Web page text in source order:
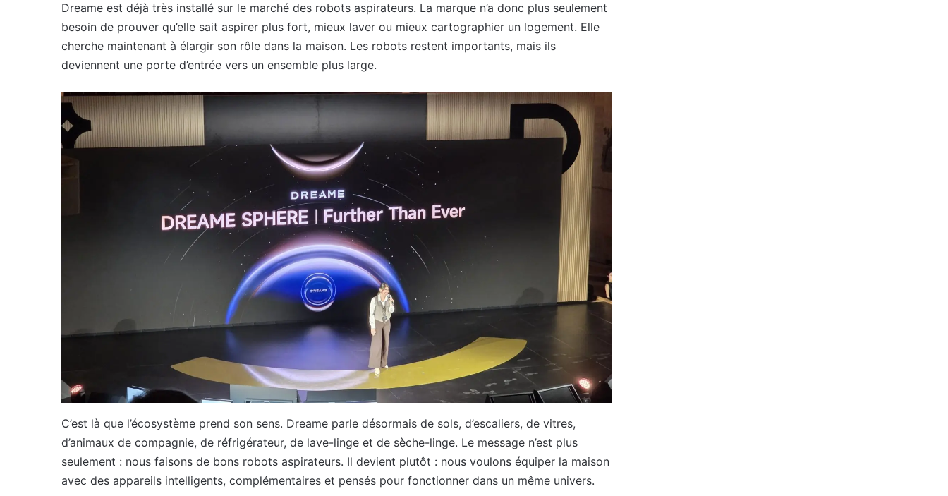
Dreame est déjà très installé sur le marché des robots aspirateurs. La marque n’a donc plus seulement
besoin de prouver qu’elle sait aspirer plus fort, mieux laver ou mieux cartographier un logement. Elle
cherche maintenant à élargir son rôle dans la maison. Les robots restent importants, mais ils
deviennent une porte d’entrée vers un ensemble plus large.
C’est là que l’écosystème prend son sens. Dreame parle désormais de sols, d’escaliers, de vitres,
d’animaux de compagnie, de réfrigérateur, de lave-linge et de sèche-linge. Le message n’est plus
seulement : nous faisons de bons robots aspirateurs. Il devient plutôt : nous voulons équiper la maison
avec des appareils intelligents, complémentaires et pensés pour fonctionner dans un même univers.